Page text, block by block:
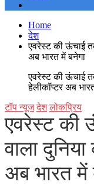
Home
देश
एवरेस्ट की ऊंचाई
अब भारत में बनेगा
एवरेस्ट की ऊंचाई
हेलीकॉप्टर अब
टॉप न्यूज देश लोकप्रिय
एवरेस्ट की
वाला
अब भारत में